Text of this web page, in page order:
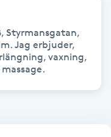
Styrmansgatan,
Jag erbjuder,
vaxning,